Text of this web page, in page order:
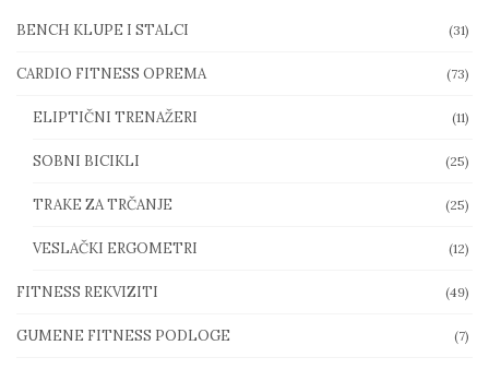
BENCH KLUPE I STALCI (31)
CARDIO FITNESS OPREMA (73)
ELIPTIČNI TRENAŽERI (11)
SOBNI BICIKLI (25)
TRAKE ZA TRČANJE (25)
VESLAČKI ERGOMETRI (12)
FITNESS REKVIZITI (49)
GUMENE FITNESS PODLOGE (7)